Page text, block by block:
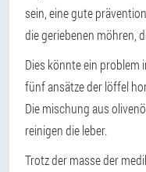
sein, eine gute
die geriebenen möhren,
Dies könnte ein problem
fünf ansätze der löffel
Die mischung aus
reinigen die leber.
Trotz der masse der